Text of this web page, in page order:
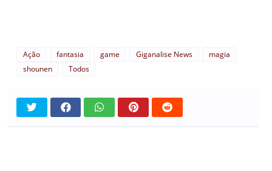
Ação fantasia game Giganalise News
magia
shounen
Todos